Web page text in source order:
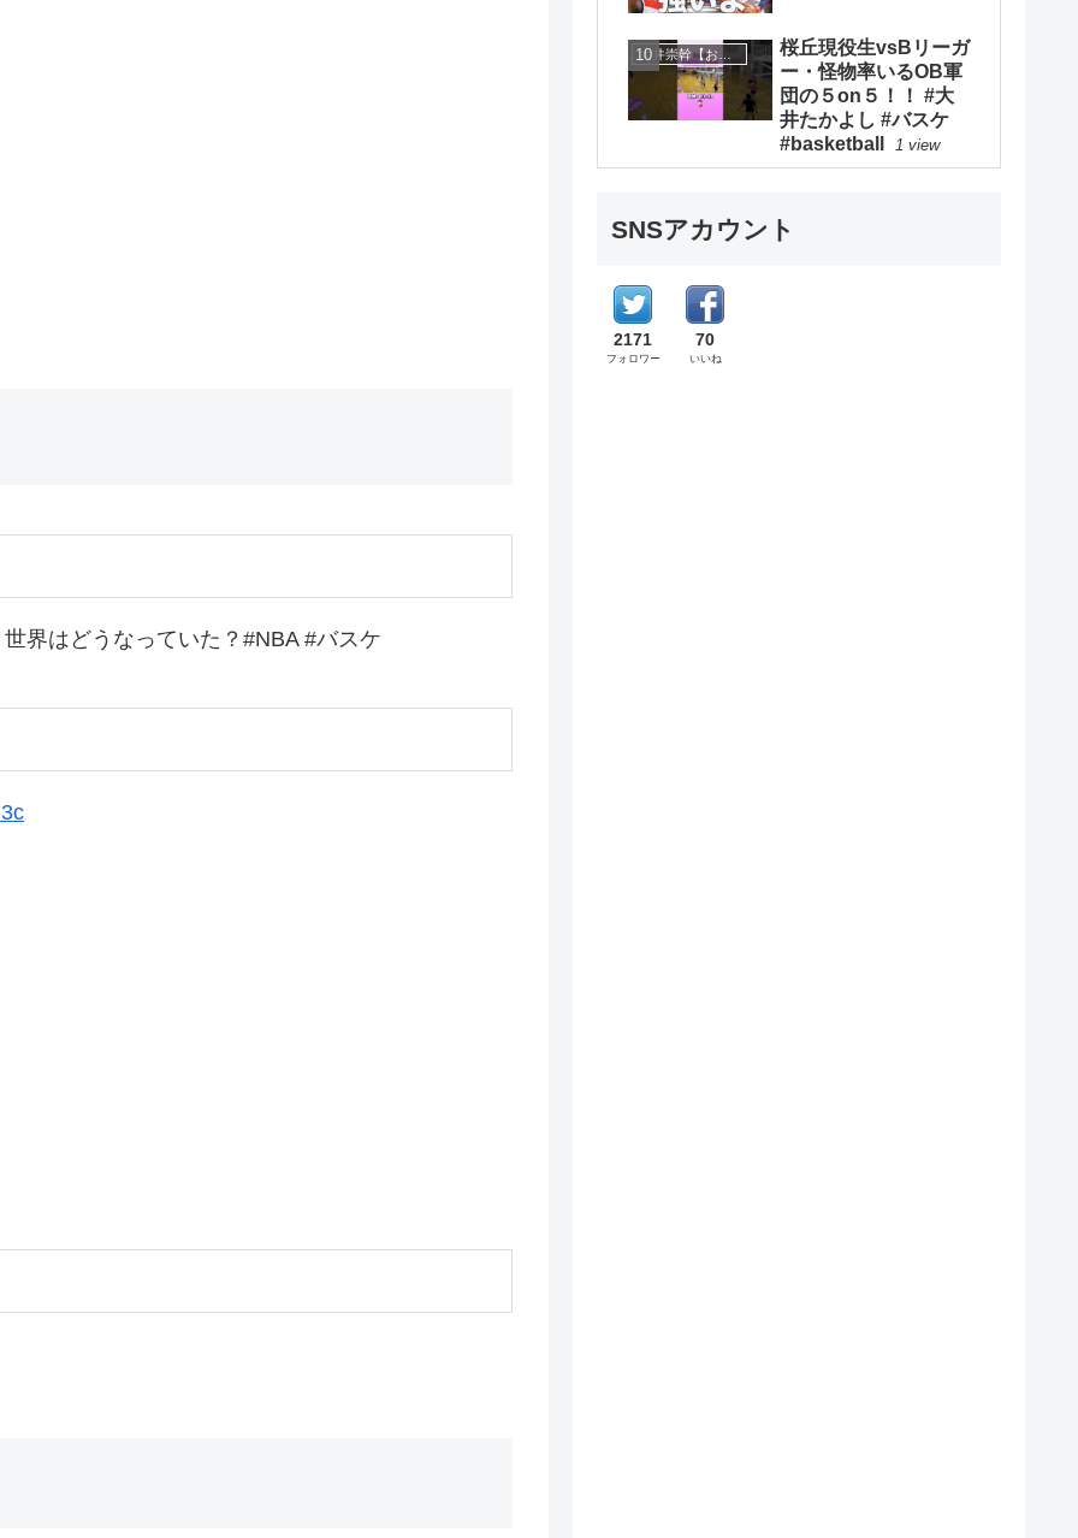
界はどうなっていた？#NBA #バスケ
桜丘現役生vsBリーガ
ー・怪物率いるOB軍
団の５on５！！ #大
井たかよし #バスケ
#basketball
1 view
SNSアカウント
2171
フォロワー
70
いいね